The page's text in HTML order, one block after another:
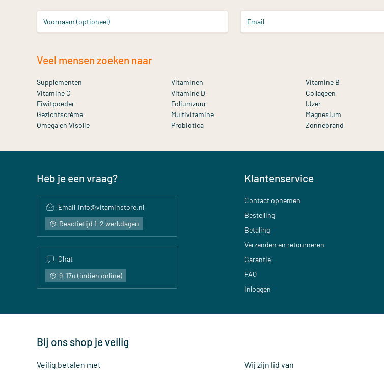
Voornaam (optioneel) Email
Veel mensen zoeken naar
Supplementen Vitaminen
Vitamine B
Vitamine C
Vitamine D
Collageen
Eiwitpoeder
Foliumzuur
IJzer
Gezichtscrème
Multivitamine
Magnesium
Omega en Visolie
Probiotica Zonnebrand
Heb je een vraag?
Email info@vitaminstore.nl
Reactietijd 1-2 werkdagen
Chat
9-17u (indien online)
Klantenservice
Contact opnemen
Bestelling
Betaling
Verzenden en retourneren
Garantie
FAQ
Inloggen
Bij ons shop je veilig
Veilig betalen met Wij zijn lid van